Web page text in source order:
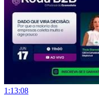
1:13:08